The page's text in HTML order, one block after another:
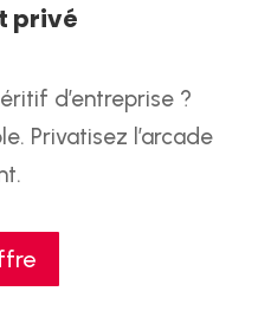
privé
d’entreprise ?
Privatisez l’arcade